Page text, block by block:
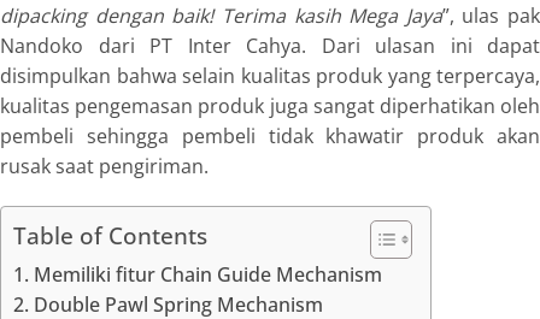
dipacking dengan baik! Terima kasih Mega Jaya”, ulas pak
Nandoko dari PT Inter Cahya. Dari ulasan ini dapat
disimpulkan bahwa selain kualitas produk yang terpercaya,
kualitas pengemasan produk juga sangat diperhatikan oleh
pembeli sehingga pembeli tidak khawatir produk akan
rusak saat pengiriman.
Table of Contents
1. Memiliki fitur Chain Guide Mechanism
2. Double Pawl Spring Mechanism